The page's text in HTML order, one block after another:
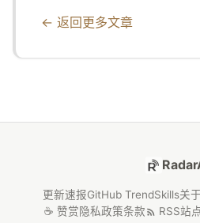
← 返回更多文章
更新速报GitHub TrendSkills关于
☕ 赞赏隐私政策条款 RSS站